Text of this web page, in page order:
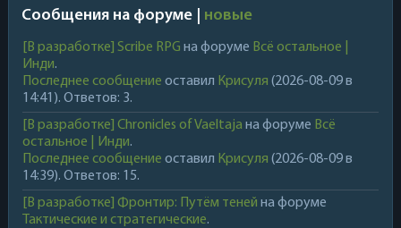
Сообщения на форуме | новые
[В разработке] Scribe RPG на форуме Всё остальное |
Инди.
Последнее сообщение оставил Крисуля (2026-08-09 в
14:41). Ответов: 3.
[В разработке] Chronicles of Vaeltaja на форуме Всё
остальное | Инди.
Последнее сообщение оставил Крисуля (2026-08-09 в
14:39). Ответов: 15.
[В разработке] Фронтир: Путём теней на форуме
Тактические и стратегические.